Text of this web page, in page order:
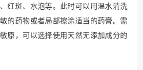
红斑、水泡等。此时可以用温水清洗
的药物或者局部擦涂适当的药膏。需
原，可以选择使用天然无添加成分的